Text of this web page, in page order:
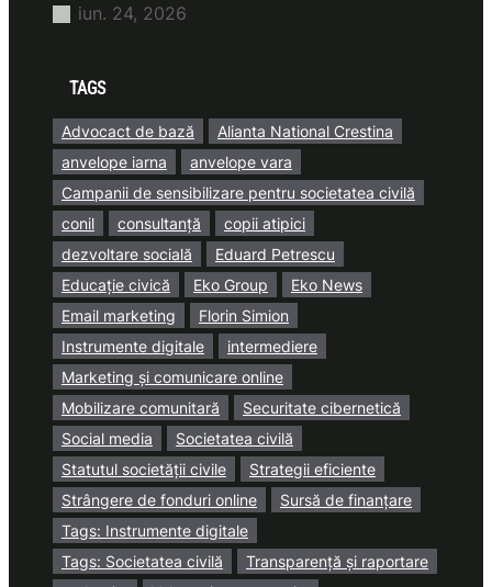
iun. 24, 2026
TAGS
Advocact de bază
Alianta National Crestina
anvelope iarna
anvelope vara
Campanii de sensibilizare pentru societatea civilă
conil
consultanță
copii atipici
dezvoltare socială
Eduard Petrescu
Educație civică
Eko Group
Eko News
Email marketing
Florin Simion
Instrumente digitale
intermediere
Marketing și comunicare online
Mobilizare comunitară
Securitate cibernetică
Social media
Societatea civilă
Statutul societății civile
Strategii eficiente
Strângere de fonduri online
Sursă de finanțare
Tags: Instrumente digitale
Tags: Societatea civilă
Transparență și raportare